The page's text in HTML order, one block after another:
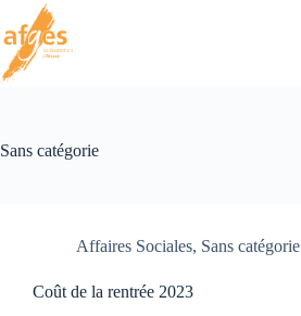
Passer
au
contenu
Sans catégorie
Affaires Sociales, Sans catégorie
Coût de la rentrée 2023